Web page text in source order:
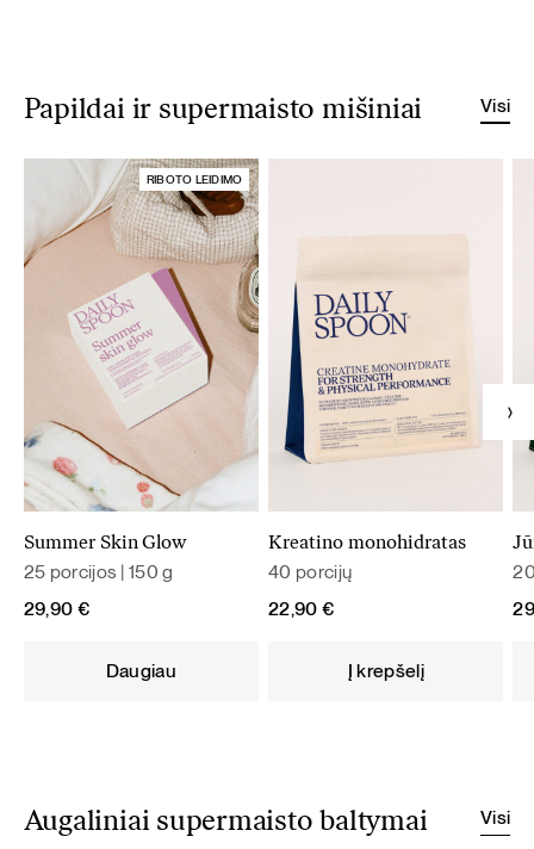
Papildai ir supermaisto mišiniai Visi
RIBOTO LEIDIMO
Summer Skin Glow
25 porcijos | 150 g
29,90 €
Daugiau
Kreatino monohidratas
40 porcijų
22,90 €
Į krepšelį
Augaliniai supermaisto baltymai Visi